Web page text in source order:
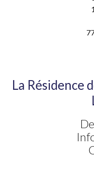
La Résidence